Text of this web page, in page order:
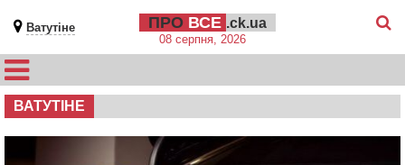
Ватутіне ПРО ВСЕ .ck.ua
08 серпня, 2026
ВАТУТІНЕ